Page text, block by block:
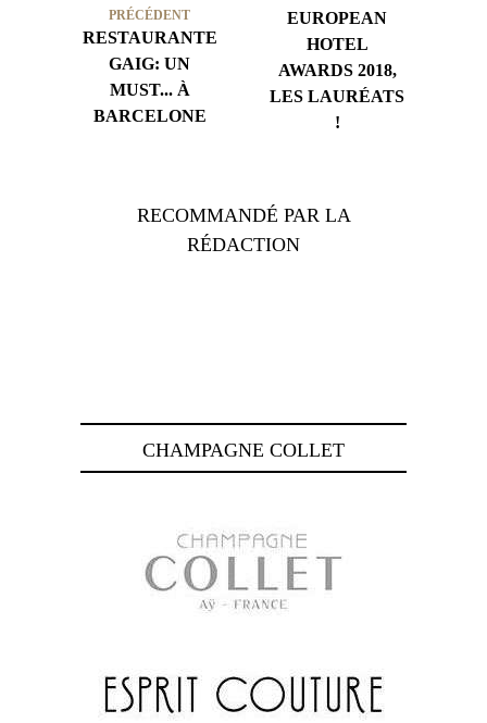
PRÉCÉDENT
RESTAURANTE
GAIG: UN
MUST... À
BARCELONE
EUROPEAN
HOTEL
AWARDS 2018,
LES LAURÉATS
!
RECOMMANDÉ PAR LA
RÉDACTION
CHAMPAGNE COLLET